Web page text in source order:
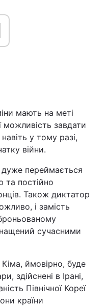
мають на меті
можливість завдати
у тому разі,
війни.
переймається
постійно
Також диктатор
і замість
сучасними
ймовірно, буде
здійснені в Ірані,
Північної Кореї
країни